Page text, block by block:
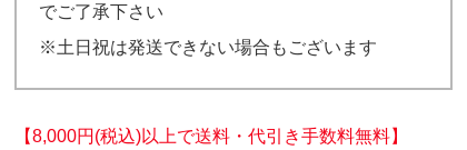
でご了承下さい
※土日祝は発送できない場合もございます
【8,000円(税込)以上で送料・代引き手数料無料】